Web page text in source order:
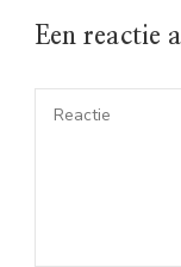
Een reactie